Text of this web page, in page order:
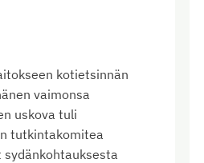
kotietsinnän
vaimonsa
uskova tuli
tutkintakomitea